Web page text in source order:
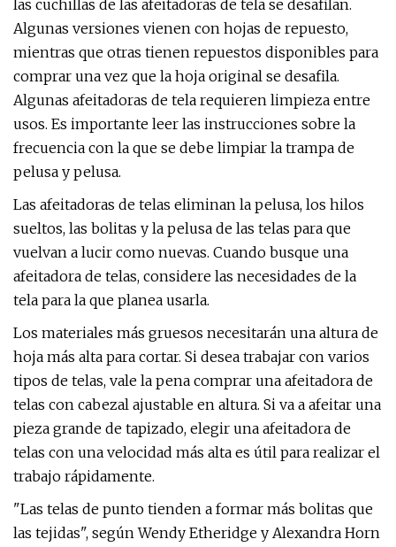
las cuchillas de las afeitadoras de tela se desafilan.
Algunas versiones vienen con hojas de repuesto,
mientras que otras tienen repuestos disponibles para
comprar una vez que la hoja original se desafila.
Algunas afeitadoras de tela requieren limpieza entre
usos. Es importante leer las instrucciones sobre la
frecuencia con la que se debe limpiar la trampa de
pelusa y pelusa.
Las afeitadoras de telas eliminan la pelusa, los hilos
sueltos, las bolitas y la pelusa de las telas para que
vuelvan a lucir como nuevas. Cuando busque una
afeitadora de telas, considere las necesidades de la
tela para la que planea usarla.
Los materiales más gruesos necesitarán una altura de
hoja más alta para cortar. Si desea trabajar con varios
tipos de telas, vale la pena comprar una afeitadora de
telas con cabezal ajustable en altura. Si va a afeitar una
pieza grande de tapizado, elegir una afeitadora de
telas con una velocidad más alta es útil para realizar el
trabajo rápidamente.
"Las telas de punto tienden a formar más bolitas que
las tejidas", según Wendy Etheridge y Alexandra Horn